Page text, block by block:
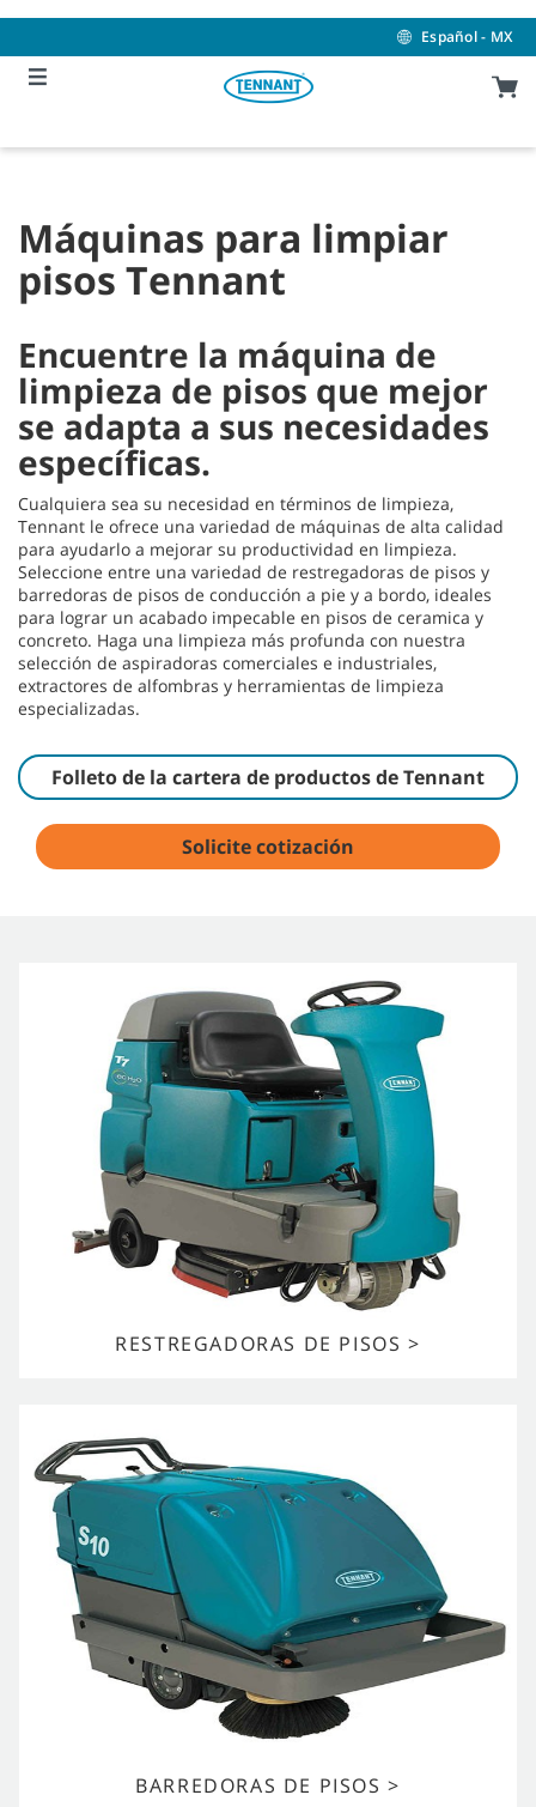
content
navigation
menu
Español - MX
Máquinas para limpiar
pisos Tennant
Encuentre la máquina de
limpieza de pisos que mejor
se adapta a sus necesidades
específicas.
Cualquiera sea su necesidad en términos de limpieza,
Tennant le ofrece una variedad de máquinas de alta calidad
para ayudarlo a mejorar su productividad en limpieza.
Seleccione entre una variedad de restregadoras de pisos y
barredoras de pisos de conducción a pie y a bordo, ideales
para lograr un acabado impecable en pisos de ceramica y
concreto. Haga una limpieza más profunda con nuestra
selección de aspiradoras comerciales e industriales,
extractores de alfombras y herramientas de limpieza
especializadas.
Folleto de la cartera de productos de Tennant
Solicite cotización
RESTREGADORAS DE PISOS >
BARREDORAS DE PISOS >